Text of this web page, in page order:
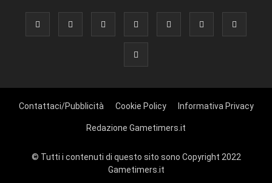
Contattaci/Pubblicità Cookie Policy Informativa Privacy
Redazione Gametimers.it
© Tutti i contenuti di questo sito sono Copyright 2022
Gametimers.it